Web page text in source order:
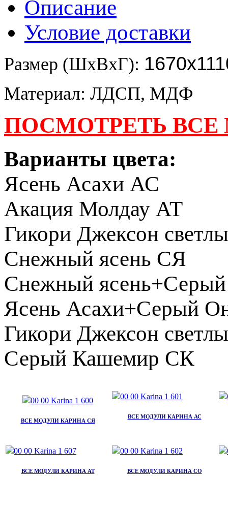
Описание
Условие доставки
Размер (ШхВхГ):
Материал: ЛДСП, МДФ
ПОСМОТРЕТЬ
Варианты цвета:
Ясень Асахи АС
Акация Молдау АТ
Гикори Джексон
Снежный ясень СЯ
Снежный
Ясень Асахи+Серый
Гикори Джексон
Серый Кашемир СК
ВСЕ МОДУЛИ КАРИНА СЯ
ВСЕ МОДУЛИ КАРИНА АС
ВСЕ МОДУЛИ КАРИНА АТ ВСЕ МОДУЛИ КАРИНА СО